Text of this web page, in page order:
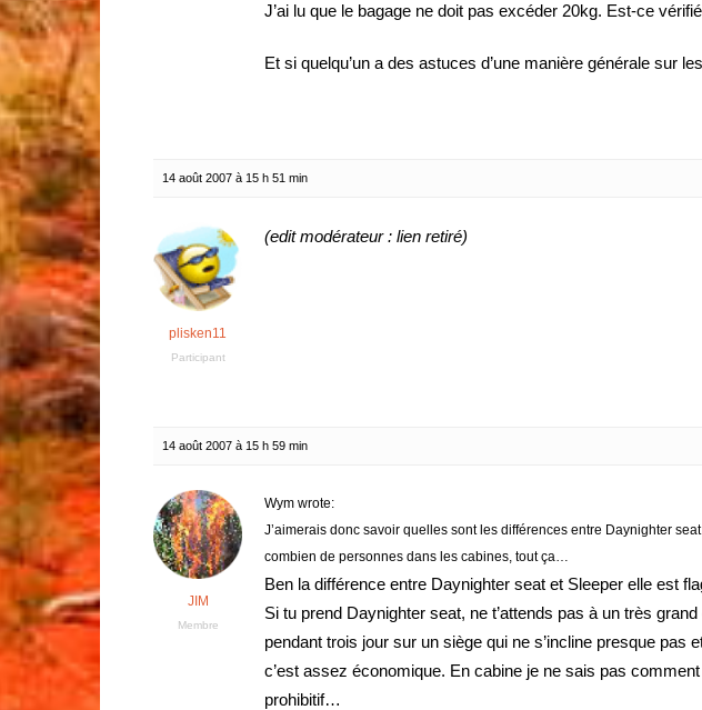
J’ai lu que le bagage ne doit pas excéder 20kg. Est-ce
Et si quelqu’un a des astuces d’une manière générale sur
14 août 2007 à 15 h 51 min
plisken11
Participant
(edit modérateur : lien retiré)
14 août 2007 à 15 h 59 min
JIM
Membre
Wym wrote:
J’aimerais donc savoir quelles sont les différences entre Daynighter
combien de personnes dans les cabines, tout ça…
Ben la différence entre Daynighter seat et Sleeper elle est
Si tu prend Daynighter seat, ne t’attends pas à un très
pendant trois jour sur un siège qui ne s’incline presque pas
c’est assez économique. En cabine je ne sais pas
prohibitif…